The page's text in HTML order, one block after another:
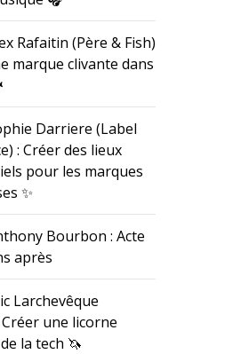
Rafaitin (Père & Fish)
marque clivante dans
Darriere (Label
: Créer des lieux
pour les marques
✨
Bourbon : Acte
après
Larchevêque
une licorne
la tech 🦄